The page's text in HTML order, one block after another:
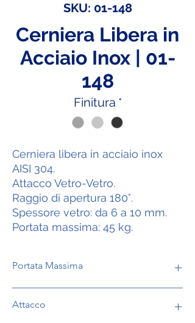
SKU: 01-148
Cerniera Libera in
Acciaio Inox | 01-
148
Finitura *
Cerniera libera in acciaio inox
AISI 304.
Attacco Vetro-Vetro.
Raggio di apertura 180°.
Spessore vetro: da 6 a 10 mm.
Portata massima: 45 kg.
Portata Massima
Attacco